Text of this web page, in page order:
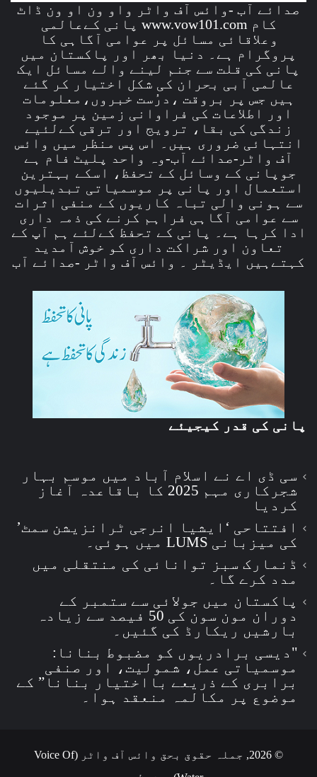
صدائے آب -وائس آف واٹر واو ون او ون ڈاٹ
کام www.vow101.com پانی کےعالمی
وعلاقائی مسائل پر عوامی آگاہی کا
پروگرام ہے۔ دنیا بھر اور پاکستان میں
پانی کی قلت سے جنم لینے والے مسائل ایک
عالمی آبی بحران کی شکل اختیار کر گئے
ہیں جس پر بروقت ،درُست خبروں،معلومات
اور اطلاعات کی فراوانی زمین پر موجود
زندگی کی بقا، ترویج اور ترقی کےلئیے
انتہائی ضروری ہیں۔ اس پس منظر میں وائس
آف واٹر-صدائے آب-وہ واحد پلیٹ فام ہے
جوپانی کے وسائل کے تحفظ، اسکے بہترین
استعمال اور پانی پر موسمیاتی تبدیلیوں
سے ہونی والی تباہ کاریوں کے منفی اثرات
سے عوامی آگاہی فراہم کرنے کی ذمہ داری
ادا کرہا ہے۔ پانی کے تحفظ کےلئے ہم آپ کے
تعاون اور شراکت داری کو خوش آمدید
کہتےہیں ایڈیٹر ۔ وائس آف واٹر -صدائے آب
پانی کی قدر کیجیئے
سی ڈی اے نے اسلام آباد میں موسم بہار
شجرکاری مہم 2025 کا باقاعدہ آغاز
کردیا
افتتاحی ‘ایشیا انرجی ٹرانزیشن سمٹ’
کی میزبانی LUMS میں ہوئی۔
ڈنمارک سبز توانائی کی منتقلی میں
مدد کرے گا۔
پاکستان میں جولائی سے ستمبر کے
دوران مون سون کی 50 فیصد سے زیادہ
بارشیں ریکارڈ کی گئیں۔
"دیسی برادریوں کو مضبوط بنانا:
موسمیاتی عمل، شمولیت، اور صنفی
برابری کے ذریعے بااختیار بنانا” کے
موضوع پر مکالمہ منعقد ہوا۔
© 2026, جملہ حقوق بحق وائس آف واٹر (Voice Of